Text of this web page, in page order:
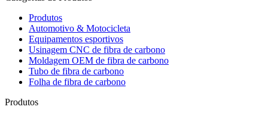
Produtos
Automotivo & Motocicleta
Equipamentos esportivos
Usinagem CNC de fibra de carbono
Moldagem OEM de fibra de carbono
Tubo de fibra de carbono
Folha de fibra de carbono
Produtos